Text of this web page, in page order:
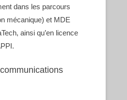
dans les parcours
mécanique) et MDE
ainsi qu’en licence